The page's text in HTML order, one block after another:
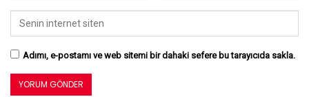
Adımı, e-postamı ve web sitemi bir dahaki sefere bu tarayıcıda sakla.